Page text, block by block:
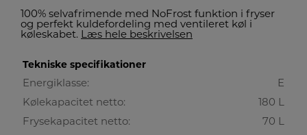
100% selvafrimende med NoFrost funktion i fryser
og perfekt kuldefordeling med ventileret køl i
køleskabet. Læs hele beskrivelsen
Tekniske specifikationer
Energiklasse:
E
Kølekapacitet netto:
180 L
Frysekapacitet netto:
70 L